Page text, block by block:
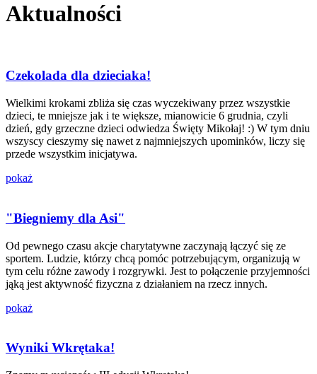
Aktualności
Czekolada dla dzieciaka!
Wielkimi krokami zbliża się czas wyczekiwany przez wszystkie
dzieci, te mniejsze jak i te większe, mianowicie 6 grudnia, czyli
dzień, gdy grzeczne dzieci odwiedza Święty Mikołaj! :) W tym dniu
wszyscy cieszymy się nawet z najmniejszych upominków, liczy się
przede wszystkim inicjatywa.
pokaż
"Biegniemy dla Asi"
Od pewnego czasu akcje charytatywne zaczynają łączyć się ze
sportem. Ludzie, którzy chcą pomóc potrzebującym, organizują w
tym celu różne zawody i rozgrywki. Jest to połączenie przyjemności
jąką jest aktywność fizyczna z działaniem na rzecz innych.
pokaż
Wyniki Wkrętaka!